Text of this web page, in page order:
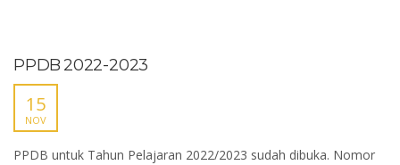
PPDB 2022-2023
15
NOV
PPDB untuk Tahun Pelajaran 2022/2023 sudah dibuka. Nomor